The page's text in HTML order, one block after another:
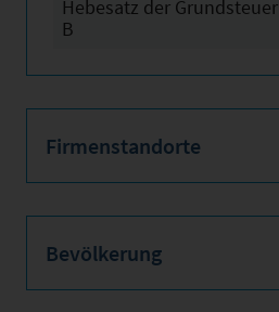
Hebesatz der Grundsteuer
B
Firmenstandorte
Bevölkerung